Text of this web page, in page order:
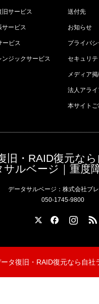
旧サービス
サービス
ービス
ジックサービス
送付先
お知らせ
プライバ
セキュリ
メディア
法人アラ
本サイト
旧・RAID復元な
サルベージ｜重度
データサルベージ：株式会社ブ
050-1745-9800
タ復旧・RAID復元なら自社